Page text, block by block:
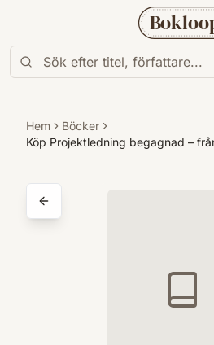
Hem
Böcker
Köp Projektledning begagnad –